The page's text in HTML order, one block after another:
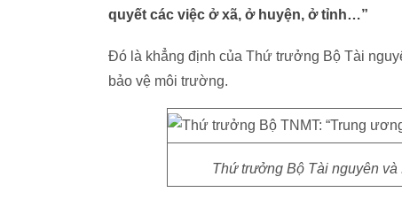
quyết các việc ở xã, ở huyện, ở tỉnh…”
Đó là khẳng định của Thứ trưởng Bộ Tài
bảo vệ môi trường.
Thứ trưởng Bộ Tài nguyên